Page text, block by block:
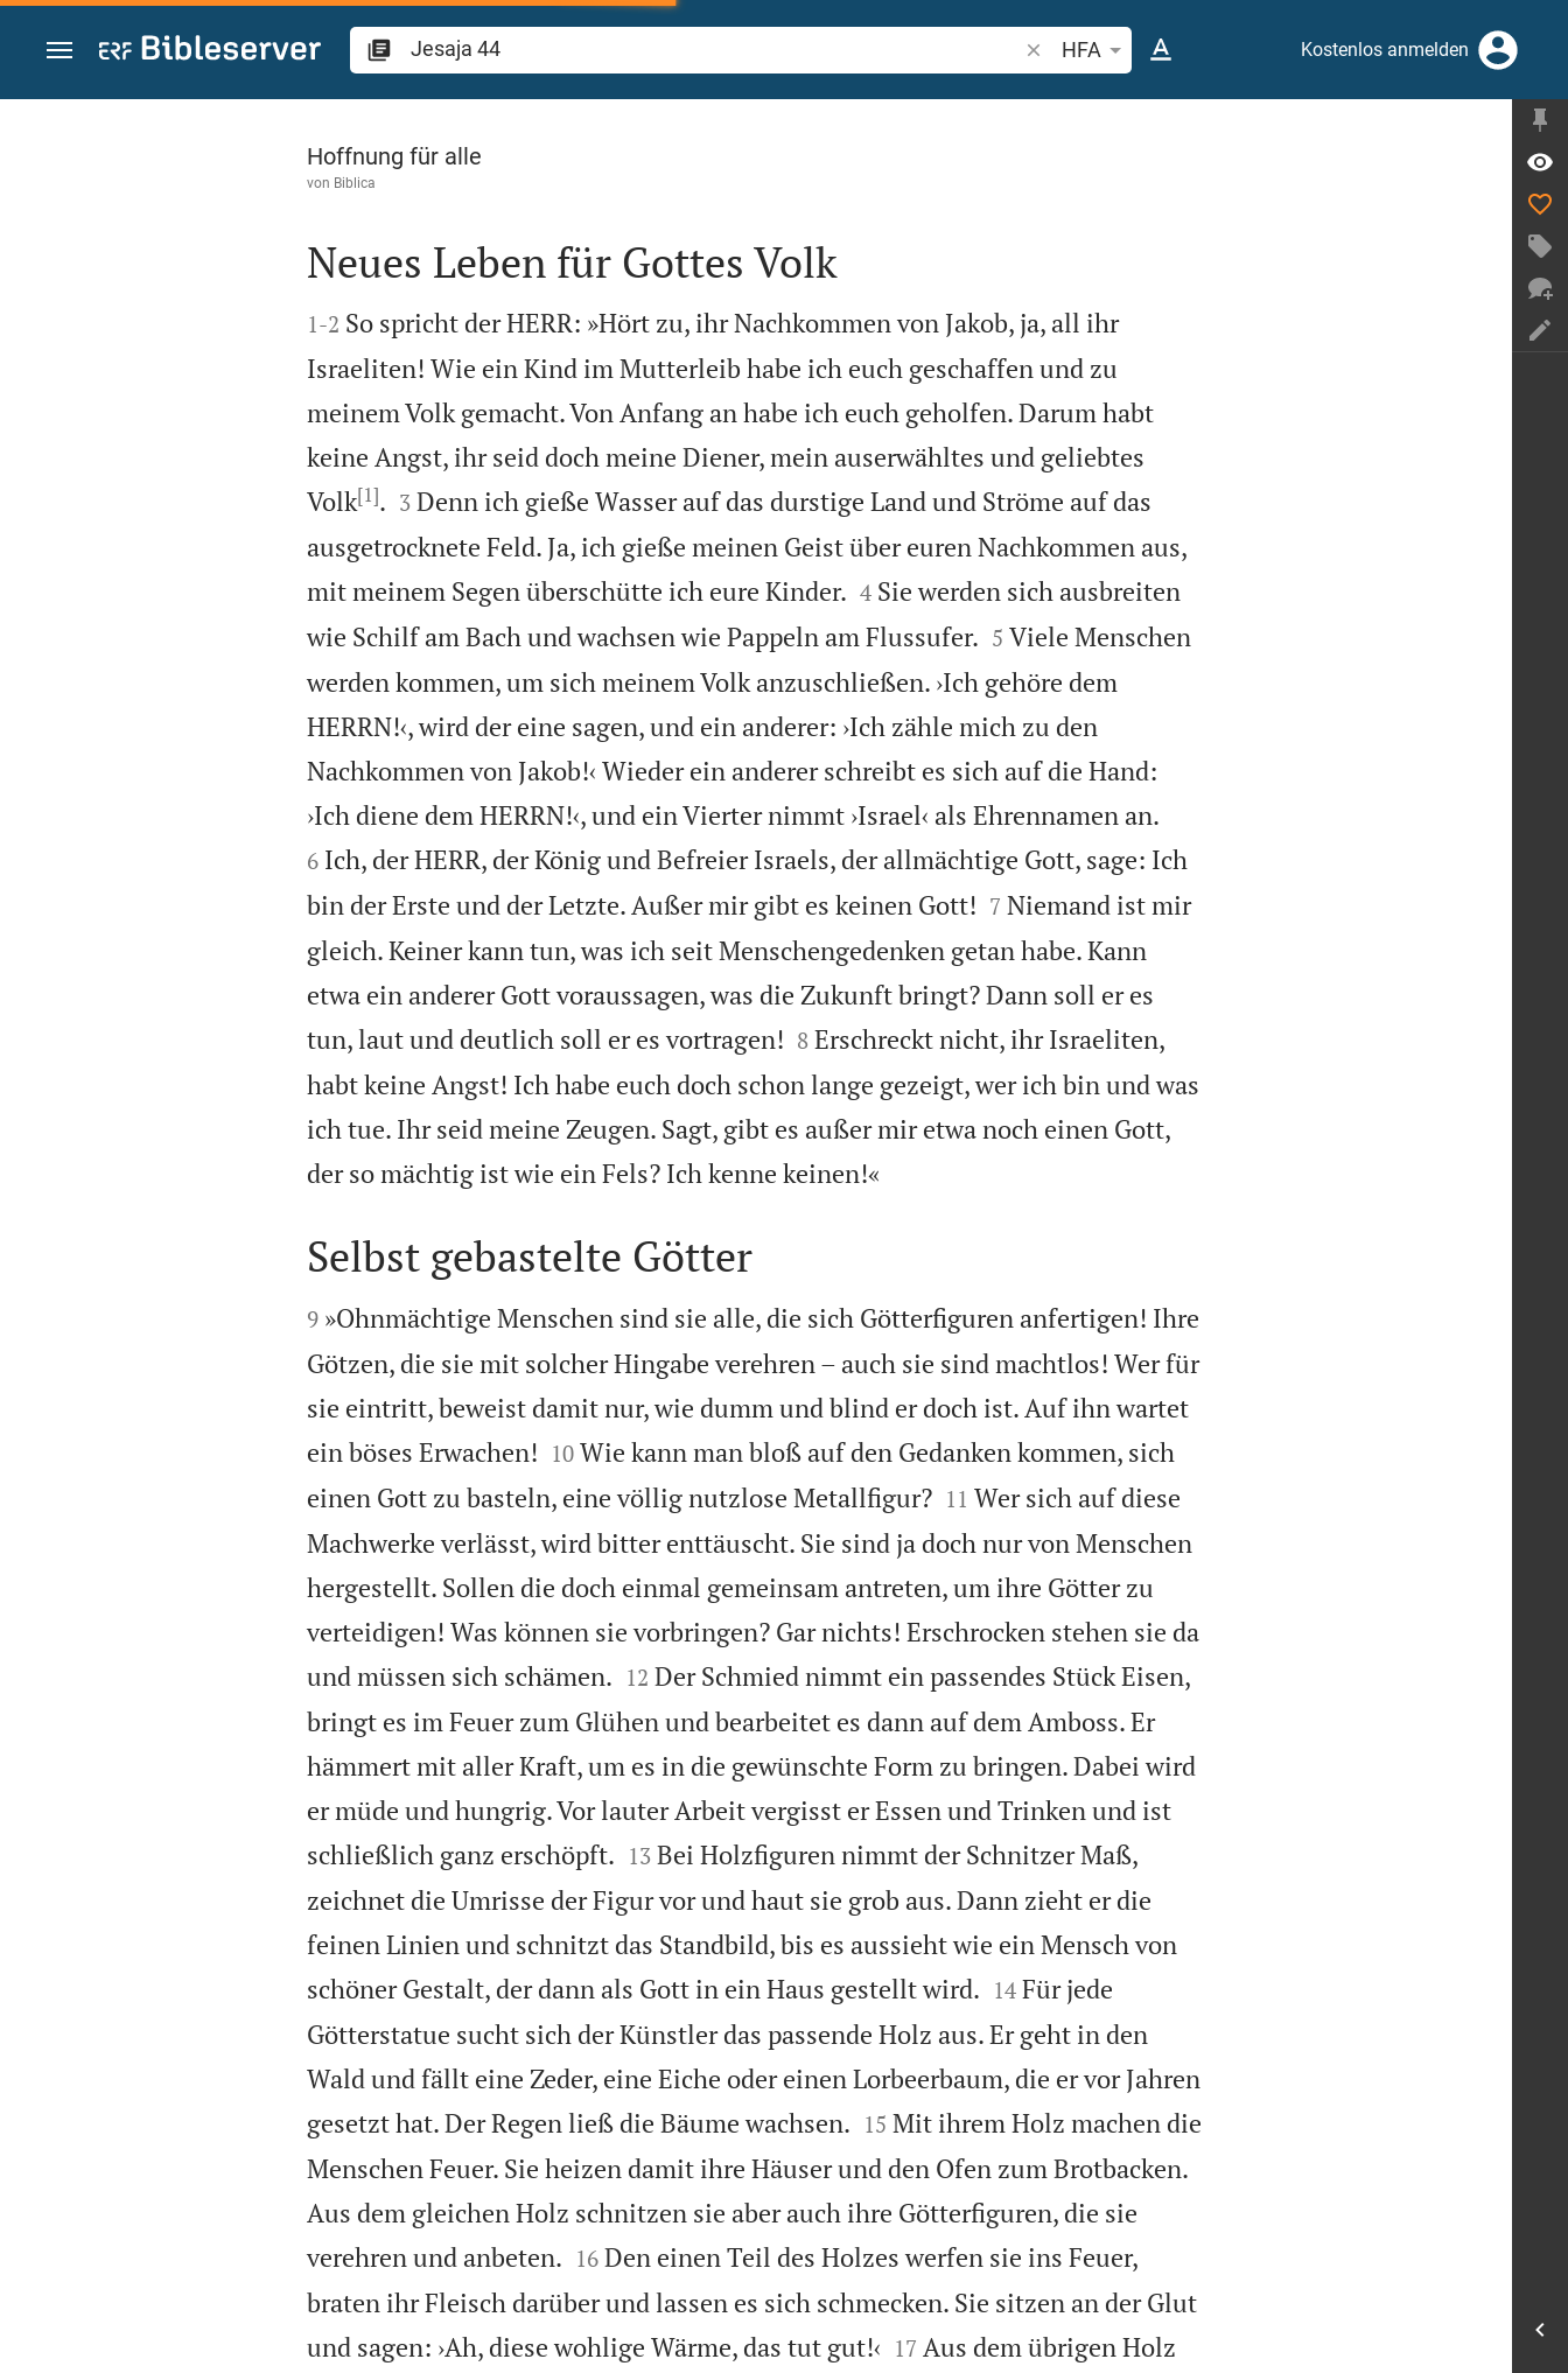
Zum Inhalt springen
Bibelstelle oder Begriff suchen
HFA Kostenlos anmelden
Jesaja 44
Hoffnung für alle
von Biblica

Neues Leben für Gottes Volk

1-2 So spricht der HERR: »Hört zu, ihr Nachkommen von Jakob, ja, all ihr
Israeliten! Wie ein Kind im Mutterleib habe ich euch geschaffen und zu
meinem Volk gemacht. Von Anfang an habe ich euch geholfen. Darum habt
keine Angst, ihr seid doch meine Diener, mein auserwähltes und geliebtes
Volk[1].
3 Denn ich gieße Wasser auf das durstige Land und Ströme auf das
ausgetrocknete Feld. Ja, ich gieße meinen Geist über euren Nachkommen aus,
mit meinem Segen überschütte ich eure Kinder.
4 Sie werden sich ausbreiten
wie Schilf am Bach und wachsen wie Pappeln am Flussufer.
5 Viele Menschen
werden kommen, um sich meinem Volk anzuschließen. ›Ich gehöre dem
HERRN!‹, wird der eine sagen, und ein anderer: ›Ich zähle mich zu den
Nachkommen von Jakob!‹ Wieder ein anderer schreibt es sich auf die Hand:
›Ich diene dem HERRN!‹, und ein Vierter nimmt ›Israel‹ als Ehrennamen an.
6 Ich, der HERR, der König und Befreier Israels, der allmächtige Gott, sage: Ich
bin der Erste und der Letzte. Außer mir gibt es keinen Gott!
7 Niemand ist mir
gleich. Keiner kann tun, was ich seit Menschengedenken getan habe. Kann
etwa ein anderer Gott voraussagen, was die Zukunft bringt? Dann soll er es
tun, laut und deutlich soll er es vortragen!
8 Erschreckt nicht, ihr Israeliten,
habt keine Angst! Ich habe euch doch schon lange gezeigt, wer ich bin und was
ich tue. Ihr seid meine Zeugen. Sagt, gibt es außer mir etwa noch einen Gott,
der so mächtig ist wie ein Fels? Ich kenne keinen!«

Selbst gebastelte Götter

9 »Ohnmächtige Menschen sind sie alle, die sich Götterfiguren anfertigen! Ihre
Götzen, die sie mit solcher Hingabe verehren – auch sie sind machtlos! Wer für
sie eintritt, beweist damit nur, wie dumm und blind er doch ist. Auf ihn wartet
ein böses Erwachen!
10 Wie kann man bloß auf den Gedanken kommen, sich
einen Gott zu basteln, eine völlig nutzlose Metallfigur?
11 Wer sich auf diese
Machwerke verlässt, wird bitter enttäuscht. Sie sind ja doch nur von Menschen
hergestellt. Sollen die doch einmal gemeinsam antreten, um ihre Götter zu
verteidigen! Was können sie vorbringen? Gar nichts! Erschrocken stehen sie da
und müssen sich schämen.
12 Der Schmied nimmt ein passendes Stück Eisen,
bringt es im Feuer zum Glühen und bearbeitet es dann auf dem Amboss. Er
hämmert mit aller Kraft, um es in die gewünschte Form zu bringen. Dabei wird
er müde und hungrig. Vor lauter Arbeit vergisst er Essen und Trinken und ist
schließlich ganz erschöpft.
13 Bei Holzfiguren nimmt der Schnitzer Maß,
zeichnet die Umrisse der Figur vor und haut sie grob aus. Dann zieht er die
feinen Linien und schnitzt das Standbild, bis es aussieht wie ein Mensch von
schöner Gestalt, der dann als Gott in ein Haus gestellt wird.
14 Für jede
Götterstatue sucht sich der Künstler das passende Holz aus. Er geht in den
Wald und fällt eine Zeder, eine Eiche oder einen Lorbeerbaum, die er vor Jahren
gesetzt hat. Der Regen ließ die Bäume wachsen.
15 Mit ihrem Holz machen die
Menschen Feuer. Sie heizen damit ihre Häuser und den Ofen zum Brotbacken.
Aus dem gleichen Holz schnitzen sie aber auch ihre Götterfiguren, die sie
verehren und anbeten.
16 Den einen Teil des Holzes werfen sie ins Feuer,
braten ihr Fleisch darüber und lassen es sich schmecken. Sie sitzen an der Glut
und sagen: ›Ah, diese wohlige Wärme, das tut gut!‹
17 Aus dem übrigen Holz